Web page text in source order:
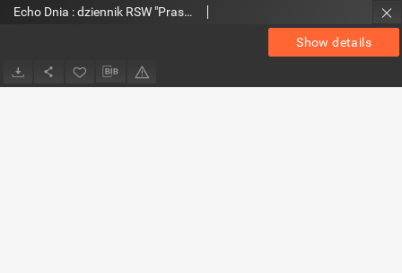
Show details
Echo Dnia : dziennik RSW "Prasa-Książka-Ruch" 1986 R.16, nr 13